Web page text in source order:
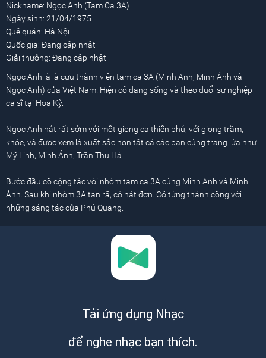
Nickname: Ngọc Anh (Tam Ca 3A)
Ngày sinh: 21/04/1975
Quê quán: Hà Nội
Quốc gia: Đang cập nhật
Giải thưởng: Đang cập nhật
Ngọc Anh là là cựu thành viên tam ca 3A (Minh Anh, Minh Ánh và
Ngọc Anh) của Việt Nam. Hiện cô đang sống và theo đuổi sự nghiệp
ca sĩ tại Hoa Kỳ.
Ngọc Anh hát rất sớm với một giọng ca thiên phú, với giọng trầm,
khỏe, và được xem là xuất sắc hơn tất cả các bạn cùng trang lứa như
Mỹ Linh, Minh Ánh, Trần Thu Hà
Bước đầu cô cộng tác với nhóm tam ca 3A cùng Minh Anh và Minh
Ánh. Sau khi nhóm 3A tan rã, cô hát đơn. Cô từng thành công với
những sáng tác của Phú Quang.
Tải ứng dụng Nhạc
để nghe nhạc bạn thích.